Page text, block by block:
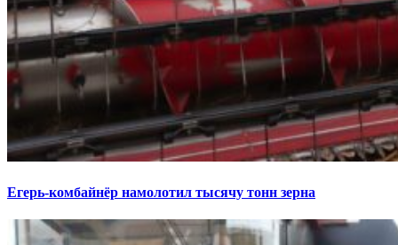
Егерь-комбайнёр намолотил тысячу тонн зерна